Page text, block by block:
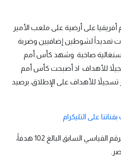
على أرضية على ملعب الأمير
تمديداً لشوطين إضافيين وضربة
سنغالية صاخبة وشهد كأس أمم
تسجيلاً للأهداف اذ أصبحت كأس أمم
الأكثر تسجيلاً للأهداف على الإطلاق، برصيد
على التليكرام
وبذلك، حطمت هذه البطولة الرقم القياسي السابق البالغ 102 هدفاً،